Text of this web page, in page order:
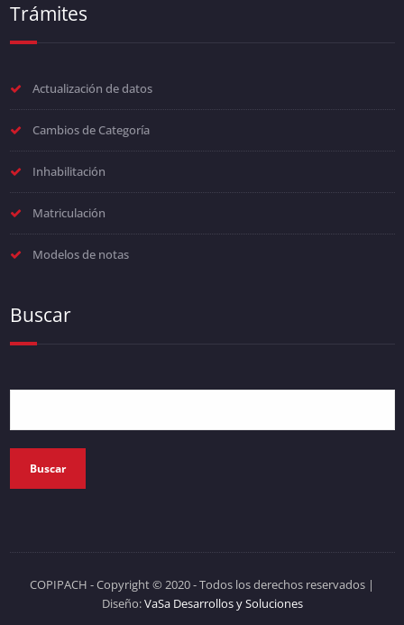
Trámites
Actualización de datos
Cambios de Categoría
Inhabilitación
Matriculación
Modelos de notas
Buscar
Buscar
COPIPACH - Copyright © 2020 - Todos los derechos reservados |
Diseño:VaSa Desarrollos y Soluciones